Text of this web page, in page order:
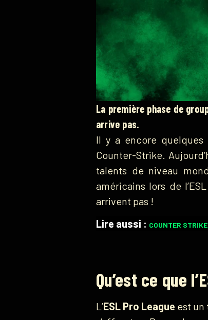
La première phase de
arrive pas.
Il y a encore quelques
Counter-Strike.
talents de niveau
américains lors de
arrivent pas !
Lire aussi : COUNTER
Qu’est ce que
L’ESL Pro League est un